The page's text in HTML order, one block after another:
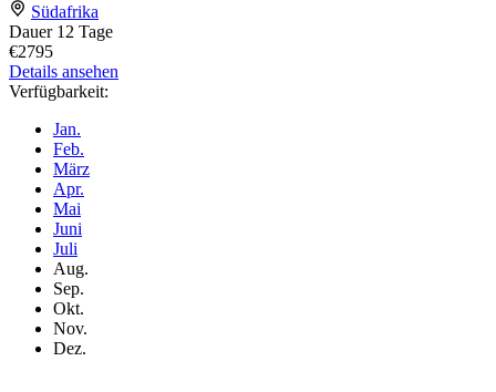
Südafrika
Dauer 12 Tage
€2795
Details ansehen
Verfügbarkeit:
Jan.
Feb.
März
Apr.
Mai
Juni
Juli
Aug.
Sep.
Okt.
Nov.
Dez.